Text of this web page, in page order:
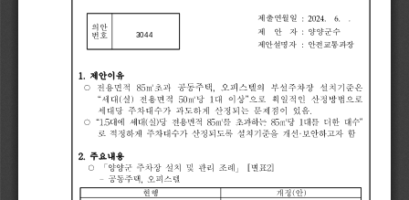
의안
번호
제출연월일 : 2024. 6.
제
안 자 : 양양군수
제안설명자 : 안전교통과장
1.
제안이유
○
전용면적 85㎡초과 공동주택 오피스텔의 부설주차장
설치기준은
“세대(실) 전용면적 50㎡당 1대 이상” 으로 획 일적인
산정방법으로
세대당 주차대수가 과도하게 산정되는 문제 점이 있음
○
“1.5대에 세대(실)당 전용면적 85㎡를 초과하는 85㎡당 1대를 더한 대수”
로
적정하게 주차대수가 산정되도록 설치기준을 개선·보안하고자 함
2.
주요내용
○
「양양군 주차장 설치 및 관리 조례 」 [별표2]
-
공동주택 오피스텔
현행 개정(안)